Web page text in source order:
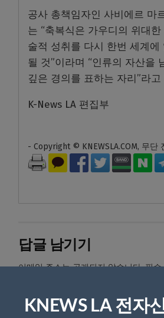
공사 총책임자인 사비에르 마
는 “축복식은 가우디의 위대
술적 성취를 다시 한번 세계에
될 것”이라며 “인류의 자산을
깊은 경의를 표하는 자리”라고
K-News LA 편집부
- Copyright © KNEWSLA.COM, 무단
답글 남기기
이메일 주소는 공개되지 않습니다. 필
댓글 *
KNEWS LA 전자